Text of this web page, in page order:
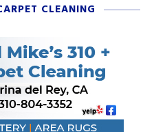
CLEANING